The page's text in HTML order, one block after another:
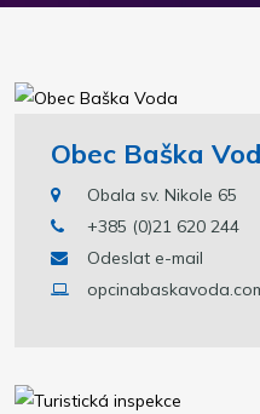
Obec Baška
Obala sv. Nikole 65
+385 (0)21 620 244
Odeslat e-mail